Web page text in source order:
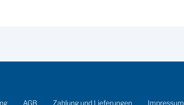
AGB Zahlung und Lieferungen Impressum